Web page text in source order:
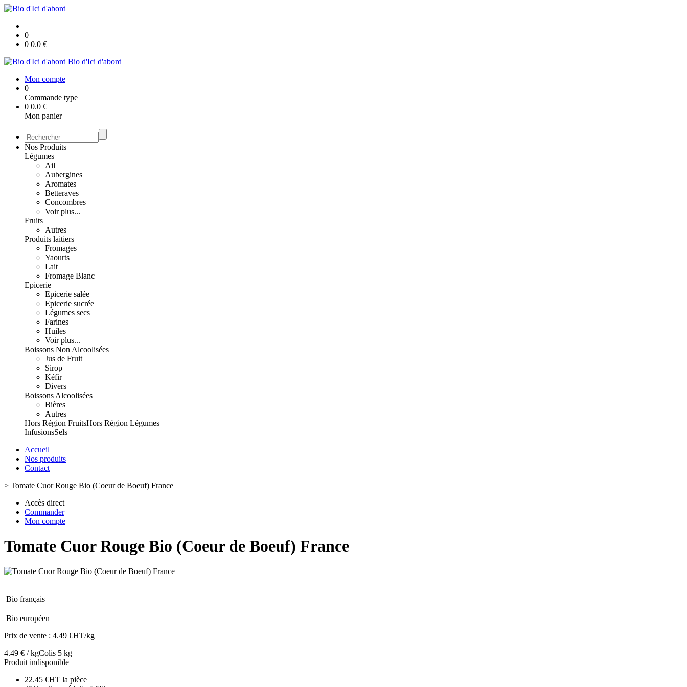
0
0 0.0 €
Bio d'Ici d'abord
Mon compte
0
Commande type
0 0.0 €
Mon panier
Nos Produits
Légumes
Ail
Aubergines
Aromates
Betteraves
Concombres
Voir plus...
Fruits
Autres
Produits laitiers
Fromages
Yaourts
Lait
Fromage Blanc
Epicerie
Epicerie salée
Epicerie sucrée
Légumes secs
Farines
Huiles
Voir plus...
Boissons Non Alcoolisées
Jus de Fruit
Sirop
Kéfir
Divers
Boissons Alcoolisées
Bières
Autres
Hors Région FruitsHors Région Légumes
InfusionsSels
Accueil
Nos produits
Contact
> Tomate Cuor Rouge Bio (Coeur de Boeuf) France
Accès direct
Commander
Mon compte
Tomate Cuor Rouge Bio (Coeur de Boeuf) France
Bio français
Bio européen
Prix de vente : 4.49 €HT/kg
4.49 € / kgColis 5 kg
Produit indisponible
22.45 €HT la pièce